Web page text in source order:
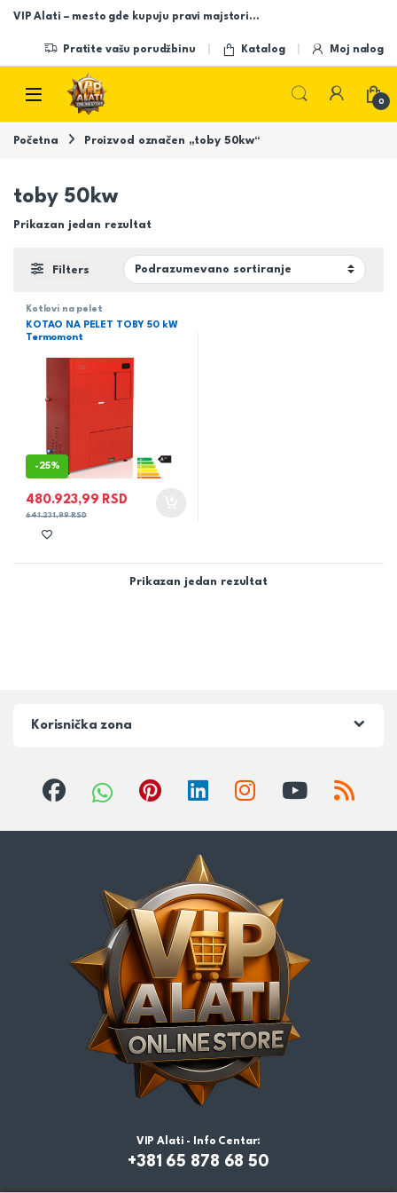
Skip to navigation
Skip to content
VIP Alati – mesto gde kupuju pravi majstori…
Pratite vašu porudžbinu Katalog Moj nalog
Open
0
Početna Proizvod označen „toby 50kw“
toby 50kw
Prikazan jedan rezultat
Filters
Kotlovi na pelet
KOTAO NA PELET TOBY 50 kW
Termomont
-25%
480.923,99 RSD
641.231,99RSD
Prikazan jedan rezultat
Korisnička zona
VIP Alati - Info Centar:
+381 65 878 68 50